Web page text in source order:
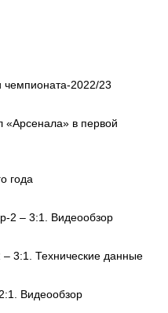
чемпионата-2022/23
в первой
года
2 – 3:1. Видеообзор
3:1. Технические данные
Видеообзор